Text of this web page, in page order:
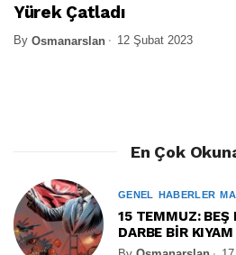
Yürek Çatladı
By Osmanarslan 12 Şubat 2023
En Çok
GENEL HABERLER
15 TEMMUZ: BEŞ
DARBE BİR KIYAM